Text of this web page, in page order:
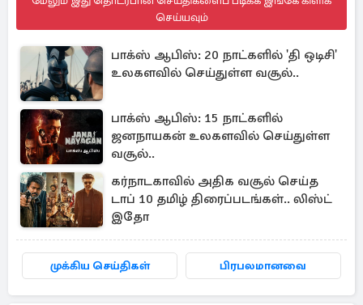
செய்யவும்
பாக்ஸ் ஆபிஸ்: 20 நாட்களில் 'தி ஒடிசி'
உலகளவில் செய்துள்ள வசூல்..
பாக்ஸ் ஆபிஸ்: 15 நாட்களில்
ஜனநாயகன் உலகளவில் செய்துள்ள
வசூல்..
கர்நாடகாவில் அதிக வசூல் செய்த
டாப் 10 தமிழ் திரைப்படங்கள்.. லிஸ்ட்
இதோ
முக்கிய செய்திகள் பிரபலமானவை